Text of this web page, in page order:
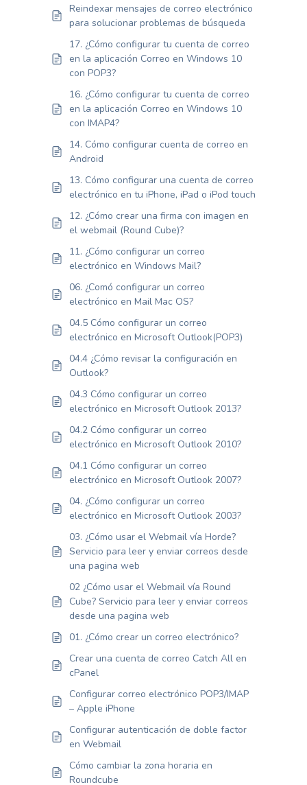
Reindexar mensajes de correo electrónico
para solucionar problemas de búsqueda
17. ¿Cómo configurar tu cuenta de correo
en la aplicación Correo en Windows 10
con POP3?
16. ¿Cómo configurar tu cuenta de correo
en la aplicación Correo en Windows 10
con IMAP4?
14. Cómo configurar cuenta de correo en
Android
13. Cómo configurar una cuenta de correo
electrónico en tu iPhone, iPad o iPod touch
12. ¿Cómo crear una firma con imagen en
el webmail (Round Cube)?
11. ¿Cómo configurar un correo
electrónico en Windows Mail?
06. ¿Comó configurar un correo
electrónico en Mail Mac OS?
04.5 Cómo configurar un correo
electrónico en Microsoft Outlook(POP3)
04.4 ¿Cómo revisar la configuración en
Outlook?
04.3 Cómo configurar un correo
electrónico en Microsoft Outlook 2013?
04.2 Cómo configurar un correo
electrónico en Microsoft Outlook 2010?
04.1 Cómo configurar un correo
electrónico en Microsoft Outlook 2007?
04. ¿Cómo configurar un correo
electrónico en Microsoft Outlook 2003?
03. ¿Cómo usar el Webmail vía Horde?
Servicio para leer y enviar correos desde
una pagina web
02 ¿Cómo usar el Webmail vía Round
Cube? Servicio para leer y enviar correos
desde una pagina web
01. ¿Cómo crear un correo electrónico?
Crear una cuenta de correo Catch All en
cPanel
Configurar correo electrónico POP3/IMAP
– Apple iPhone
Configurar autenticación de doble factor
en Webmail
Cómo cambiar la zona horaria en
Roundcube